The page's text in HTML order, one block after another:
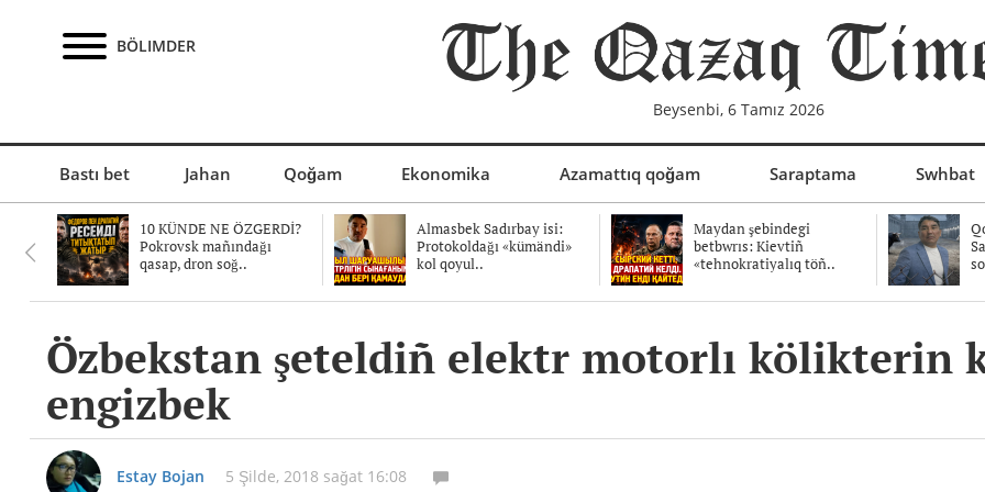
BÖLIMDER
Beysenbi, 6 Tamız 2026
Bastı bet Jahan Qoğam Ekonomika Azamattıq qoğam Saraptama Swhbat
10 KÜNDE NE ÖZGERDİ?
Pokrovsk mañındağı
qasap, dron soğ..
Almasbek Sadırbay isi:
Protokoldağı «kümändi»
kol qoyul..
Maydan şebindegi
betbwrıs: Kievtiñ
«tehnokratiyalıq töñ..
Özbekstan şeteldiñ elektr motorlı kölikterin
engizbek
Estay Bojan 5 Şilde, 2018 sağat 16:08